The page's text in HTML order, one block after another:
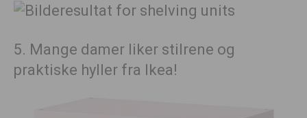
5. Mange damer liker stilrene og
praktiske hyller fra Ikea!